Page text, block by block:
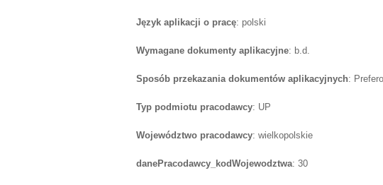
Język aplikacji o pracę: polski
Wymagane dokumenty aplikacyjne: b.d.
Sposób przekazania dokumentów aplikacyjnych:
Typ podmiotu pracodawcy: UP
Województwo pracodawcy: wielkopolskie
danePracodawcy_kodWojewodztwa: 30